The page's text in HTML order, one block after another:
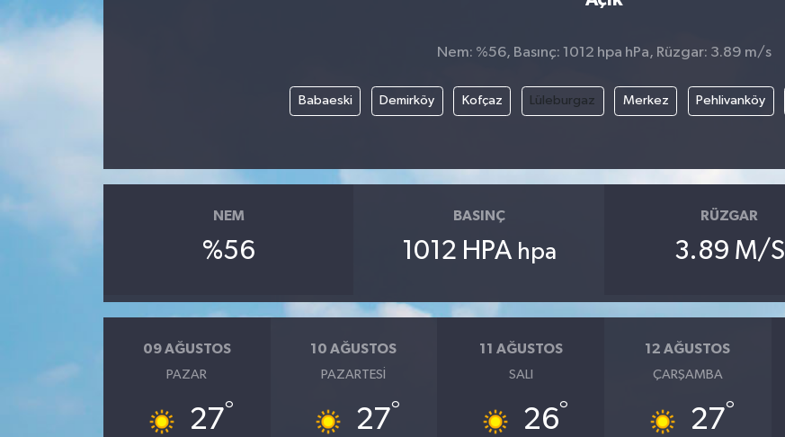
Nem: %56, Basınç: 1012 hpa hPa, Rüzgar: 3.89 m/s
Babaeski Demirköy Kofçaz Lüleburgaz Merkez Pehlivanköy
NEM
%56
BASINÇ
1012 HPA hpa
RÜZGAR
3.89 M/S
09 AĞUSTOS
PAZAR
27°
10 AĞUSTOS
PAZARTESI
27°
11 AĞUSTOS
SALI
26°
12 AĞUSTOS
ÇARŞAMBA
27°